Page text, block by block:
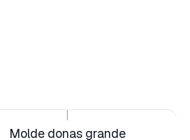
Molde donas grande